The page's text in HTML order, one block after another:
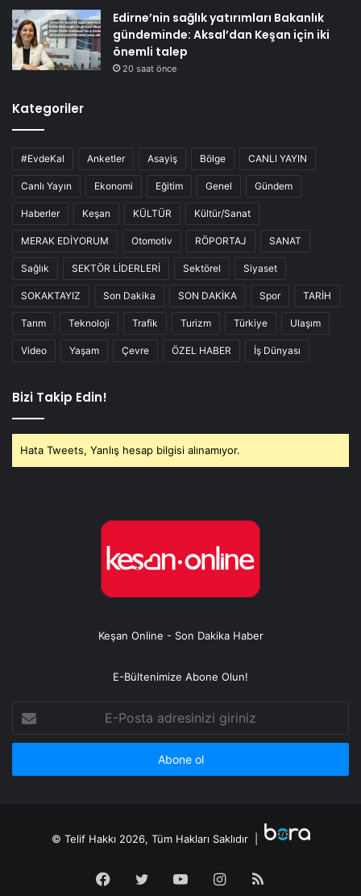
Edirne’nin sağlık yatırımları Bakanlık
gündeminde: Aksal’dan Keşan için iki
önemli talep
20 saat önce
Kategoriler
#EvdeKal Anketler Asayiş Bölge CANLI YAYIN
Canlı Yayın Ekonomi Eğitim Genel Gündem
Haberler Keşan KÜLTÜR Kültür/Sanat
MERAK EDİYORUM Otomotiv RÖPORTAJ SANAT
Sağlık SEKTÖR LİDERLERİ Sektörel Siyaset
SOKAKTAYIZ Son Dakika SON DAKİKA Spor TARİH
Tarım Teknoloji Trafik Turizm Türkiye Ulaşım
Video Yaşam Çevre ÖZEL HABER İş Dünyası
Bizi Takip Edin!
Hata Tweets, Yanlış hesap bilgisi alınamıyor.
Keşan Online - Son Dakika Haber
E-Bültenimize Abone Olun!
Posta
adresinizi
© Telif Hakkı 2026, Tüm Hakları Saklıdır |
Facebook
TwitterYouTubeInstagram
RSS